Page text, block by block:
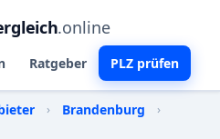
.online
Ratgeber PLZ prüfen
› Brandenburg
›